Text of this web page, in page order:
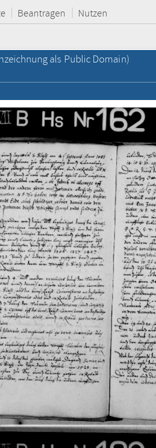
Beantragen Nutzen
als Public Domain)